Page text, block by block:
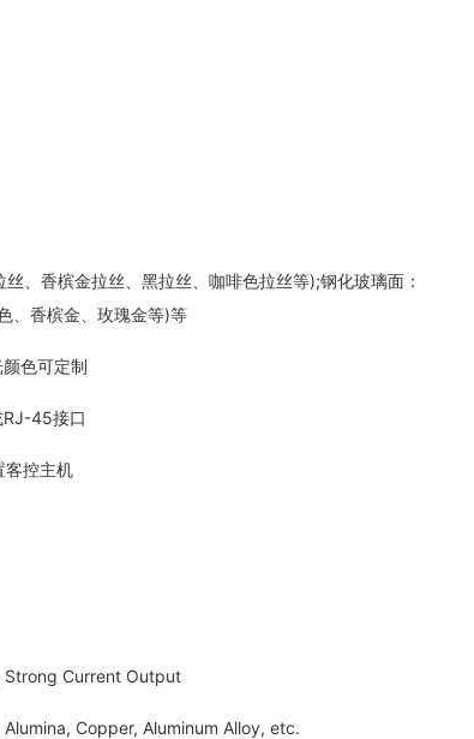
香槟金拉丝、黑拉丝、咖啡色拉丝等);钢化玻璃面：
、香槟金、玫瑰金等)等
色可定制
45接口
控主机
Current Output
Copper, Aluminum Alloy, etc.